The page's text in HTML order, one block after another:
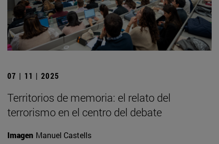
07 | 11 | 2025
Territorios de memoria: el relato del
terrorismo en el centro del debate
Imagen Manuel Castells